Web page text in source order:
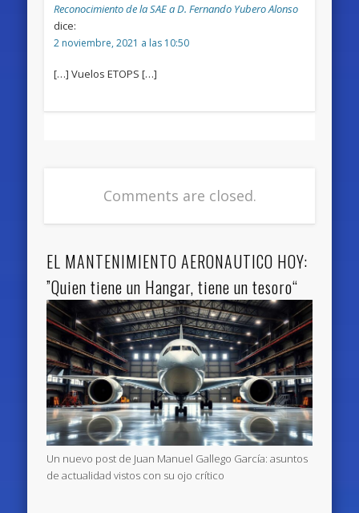
Reconocimiento de la SAE a D. Fernando Yubero Alonso
dice:
2 noviembre, 2021 a las 10:50
[…] Vuelos ETOPS […]
Comments are closed.
EL MANTENIMIENTO AERONAUTICO HOY:
”Quien tiene un Hangar, tiene un tesoro“
Un nuevo post de Juan Manuel Gallego García: asuntos
de actualidad vistos con su ojo crítico